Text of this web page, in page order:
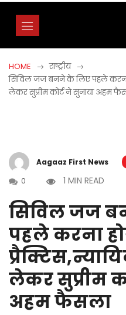
HOME
राष्ट्रीय
सिविल जज बनने के लिए पहले करना
लेकर सुप्रीम कोर्ट ने सुनाया अहम
Aagaaz First News
0
1 MIN READ
सिविल जज
पहले करना
लेकर सुप्रीम
अहम फैसला